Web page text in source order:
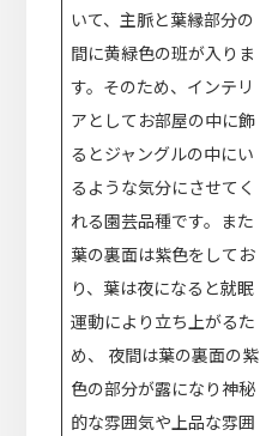
いて、主脈と葉縁部分の
間に黄緑色の班が入りま
す。そのため、インテリ
アとしてお部屋の中に飾
るとジャングルの中にい
るような気分にさせてく
れる園芸品種です。また
葉の裏面は紫色をしてお
り、葉は夜になると就眠
運動により立ち上がるた
め、 夜間は葉の裏面の紫
色の部分が露になり神秘
的な雰囲気や上品な雰囲